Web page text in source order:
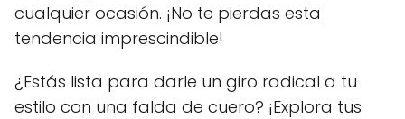
cualquier ocasión. ¡No te pierdas esta
tendencia imprescindible!
¿Estás lista para darle un giro radical a tu
estilo con una falda de cuero? ¡Explora tus